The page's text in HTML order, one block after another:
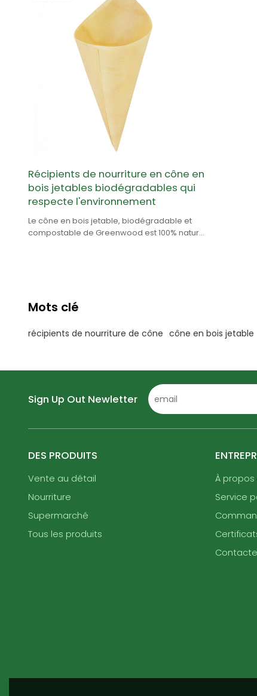
Récipients de nourriture en cône en
bois jetables biodégradables qui
respecte l'environnement
Le cône en bois jetable, biodégradable et
compostable de Greenwood est 100% naturel
Mots clé
récipients de nourriture de cône cône en bois jetable
Sign Up Out Newletter
DES PRODUITS
Vente au détail
Nourriture
Supermarché
Tous les produits
À
Service